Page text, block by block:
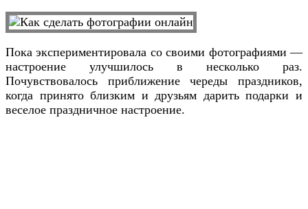
Пока экспериментировала со своими фотографиями —
настроение улучшилось в несколько раз.
Почувствовалось приближение череды праздников,
когда принято близким и друзьям дарить подарки и
веселое праздничное настроение.